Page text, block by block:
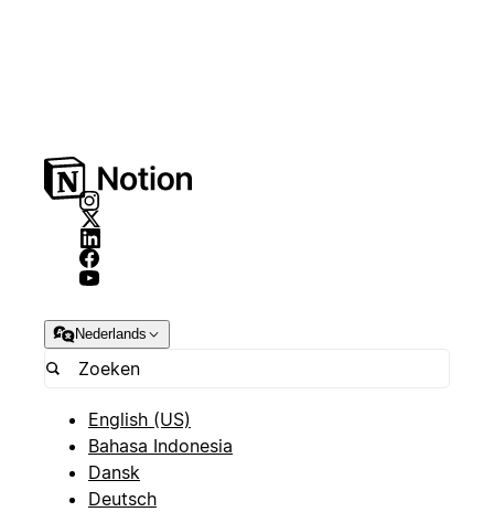
Nederlands
English (US)
Bahasa Indonesia
Dansk
Deutsch